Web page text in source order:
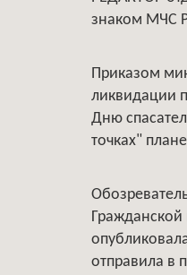
знаком МЧС
Приказом
ликвидации
Дню
точках"
Гражданской
отправила в